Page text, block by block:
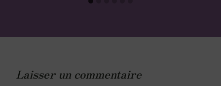
Laisser un commentaire